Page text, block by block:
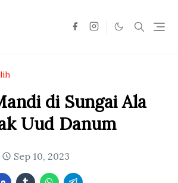
di Sungai Ala
Uud Danum
Sep 10, 2023